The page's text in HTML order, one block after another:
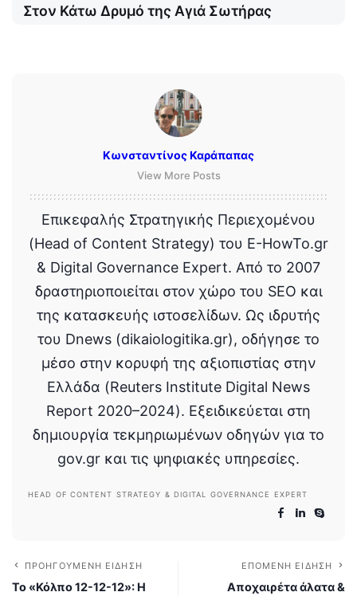
Στον Κάτω Δρυμό της Αγιά Σωτήρας
Κωνσταντίνος Καράπαπας
View More Posts
Επικεφαλής Στρατηγικής Περιεχομένου
(Head of Content Strategy) του E-HowTo.gr
& Digital Governance Expert. Από το 2007
δραστηριοποιείται στον χώρο του SEO και
της κατασκευής ιστοσελίδων. Ως ιδρυτής
του Dnews (dikaiologitika.gr), οδήγησε το
μέσο στην κορυφή της αξιοπιστίας στην
Ελλάδα (Reuters Institute Digital News
Report 2020–2024). Εξειδικεύεται στη
δημιουργία τεκμηριωμένων οδηγών για το
gov.gr και τις ψηφιακές υπηρεσίες.
HEAD OF CONTENT STRATEGY & DIGITAL GOVERNANCE EXPERT
ΠΡΟΗΓΟΎΜΕΝΗ ΕΊΔΗΣΗ
Το «Κόλπο 12-12-12»: Η
ΕΠΌΜΕΝΗ ΕΊΔΗΣΗ
Αποχαιρέτα άλατα &